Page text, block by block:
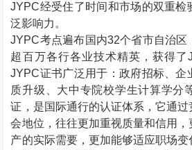
JYPC经受住了时间和市场的双重检
泛影响力。
JYPC考点遍布国内32个省市自治区
超百万各行各业技术精英，获得了
JYPC证书广泛用于：政府招标、企
质升级、大中专院校学生计算学分
证，是国际通行的认证体系，它通
会地位，往往更加重视质量和信用
产的实际需要，更加能够适应职场